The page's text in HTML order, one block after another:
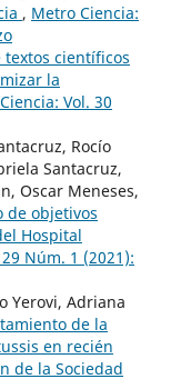
, Metro Ciencia:
textos científicos
la
Vol. 30
Rocío
Santacruz,
Oscar Meneses,
de objetivos
Hospital
Núm. 1 (2021):
Yerovi, Adriana
de la
en recién
de la Sociedad